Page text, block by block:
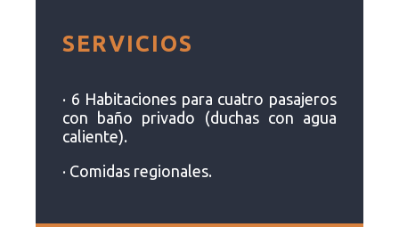
SERVICIOS
· 6 Habitaciones para cuatro pasajeros
con baño privado (duchas con agua
caliente).
· Comidas regionales.